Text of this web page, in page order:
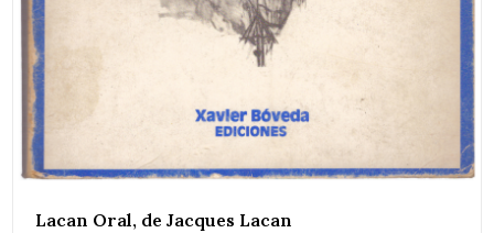
Lacan Oral, de Jacques Lacan